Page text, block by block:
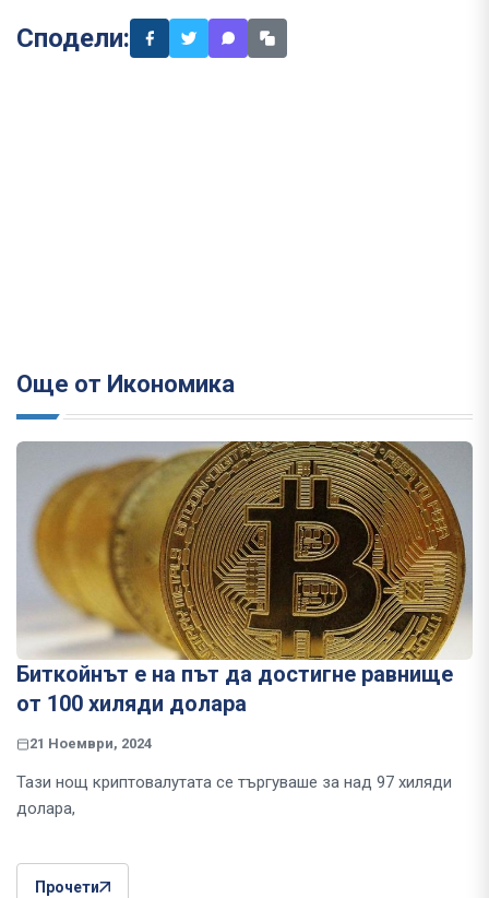
Сподели:
Още от Икономика
Биткойнът е на път да достигне равнище
от 100 хиляди долара
21 Ноември, 2024
Тази нощ криптовалутата се търгуваше за над 97 хиляди
долара,
Прочети